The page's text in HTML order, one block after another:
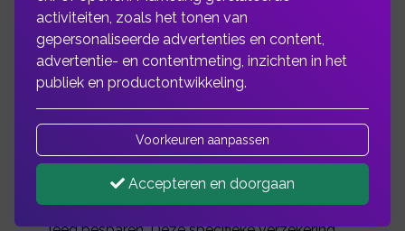
Als de continuïteit van uw
onderneming in
belangrijke mate
afhankelijk is van één of
meerdere machines..
Dan kan een Machinebreukverzekering u veel
activiteiten, zoals het tonen van
gepersonaliseerde advertenties en content,
advertentie- en contentmeting, inzichten in het
publiek en productontwikkeling.
Voorkeuren aanpassen
Accepteren en doorgaan